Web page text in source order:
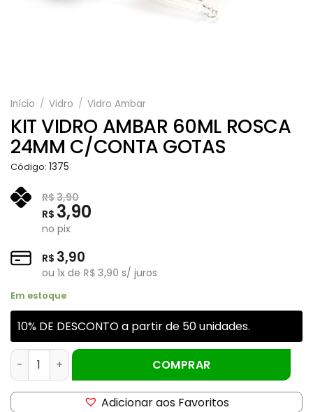
Início / Vidro / Vidro Ambar
KIT VIDRO AMBAR 60ML ROSCA
24MM C/CONTA GOTAS
Código: 1375
R$3,90
R$ 3,90
no pix
R$ 3,90
ou 1x de R$ 3,90 s/ juros
Em estoque
10% DE DESCONTO a partir de 50 unidades.
KIT VIDRO AMBAR 60ML ROSCA 24MM C/CONTA GOTAS
COMPRAR
Adicionar aos Favoritos